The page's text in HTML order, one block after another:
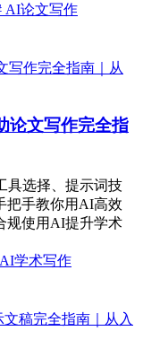
AI论文写作
论文写作完全指
具选择、提示词技
把手教你用AI高效
规使用AI提升学术
学术写作